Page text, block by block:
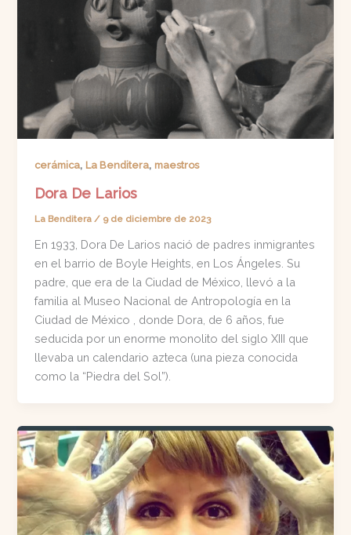
cerámica, La Benditera, maestros
Dora De Larios
La Benditera/ 9 de diciembre de 2023
En 1933, Dora De Larios nació de padres inmigrantes
en el barrio de Boyle Heights, en Los Ángeles. Su
padre, que era de la Ciudad de México, llevó a la
familia al Museo Nacional de Antropología en la
Ciudad de México , donde Dora, de 6 años, fue
seducida por un enorme monolito del siglo XIII que
llevaba un calendario azteca (una pieza conocida
como la “Piedra del Sol”).